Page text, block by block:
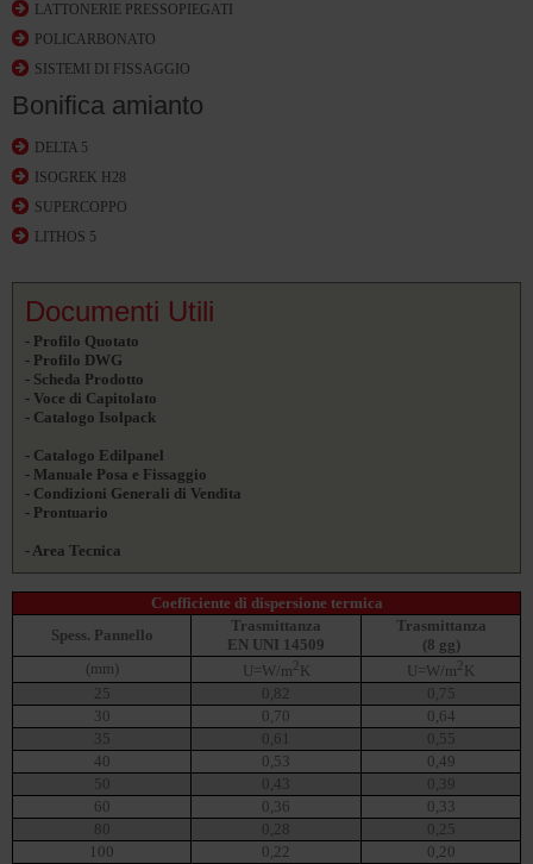
LATTONERIE PRESSOPIEGATI
POLICARBONATO
SISTEMI DI FISSAGGIO
Bonifica amianto
DELTA 5
ISOGREK H28
SUPERCOPPO
LITHOS 5
Documenti Utili
- Profilo Quotato
- Profilo DWG
- Scheda Prodotto
- Voce di Capitolato
- Catalogo Isolpack
- Catalogo Edilpanel
- Manuale Posa e Fissaggio
- Condizioni Generali di Vendita
- Prontuario
- Area Tecnica
Coefficiente di dispersione termica
Spess. Pannello
Trasmittanza
EN UNI 14509
Trasmittanza
(8 gg)
(mm)
U=W/m2 K U=W/m2 K
25
0,82
0,75
30
0,70
0,64
35
0,61
0,55
40
0,53
0,49
50
0,43
0,39
60
0,36
0,33
80
0,28
0,25
100
0,22
0,20